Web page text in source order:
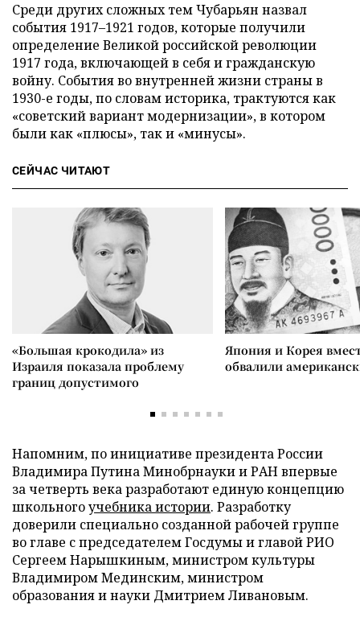
Среди других сложных тем Чубарьян назвал
события 1917–1921 годов, которые получили
определение Великой российской революции
1917 года, включающей в себя и гражданскую
войну. События во внутренней жизни страны в
1930-е годы, по словам историка, трактуются как
«советский вариант модернизации», в котором
были как «плюсы», так и «минусы».
СЕЙЧАС ЧИТАЮТ
«Большая крокодила» из
Израиля показала проблему
границ допустимого
Япония и Корея
обвалили
Напомним, по инициативе президента России
Владимира Путина Минобрнауки и РАН впервые
за четверть века разработают единую концепцию
школьногоучебника истории. Разработку
доверили специально созданной рабочей группе
во главе с председателем Госдумы и главой РИО
Сергеем Нарышкиным, министром культуры
Владимиром Мединским, министром
образования и науки Дмитрием Ливановым.